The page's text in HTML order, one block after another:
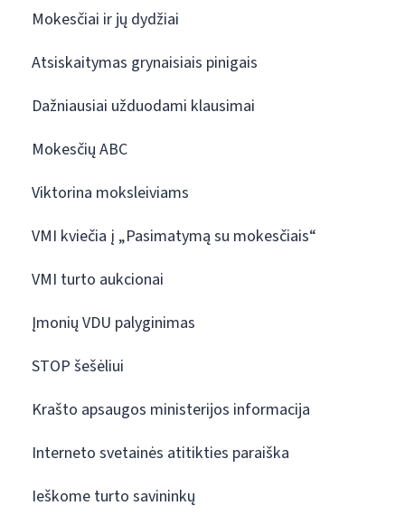
Mokesčiai ir jų dydžiai
Atsiskaitymas grynaisiais pinigais
Dažniausiai užduodami klausimai
Mokesčių ABC
Viktorina moksleiviams
VMI kviečia į „Pasimatymą su mokesčiais“
VMI turto aukcionai
Įmonių VDU palyginimas
STOP šešėliui
Krašto apsaugos ministerijos informacija
Interneto svetainės atitikties paraiška
Ieškome turto savininkų